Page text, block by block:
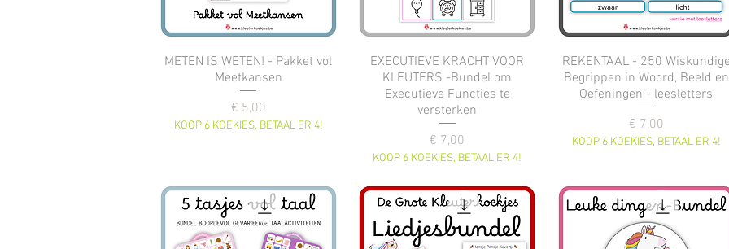
METEN IS WETEN! - Pakket vol
Meetkansen
Prijs
€ 5,00
KOOP 6 KOEKIES, BETAAL ER 4!
EXECUTIEVE KRACHT VOOR
KLEUTERS -Bundel om
Executieve Functies te
versterken
Prijs
€ 7,00
KOOP 6 KOEKIES, BETAAL ER 4!
REKENTAAL - 250 Wiskundige
Begrippen in Woord, Beeld en
Oefeningen - leesletters
Prijs
€ 7,00
KOOP 6 KOEKIES, BETAAL ER 4!